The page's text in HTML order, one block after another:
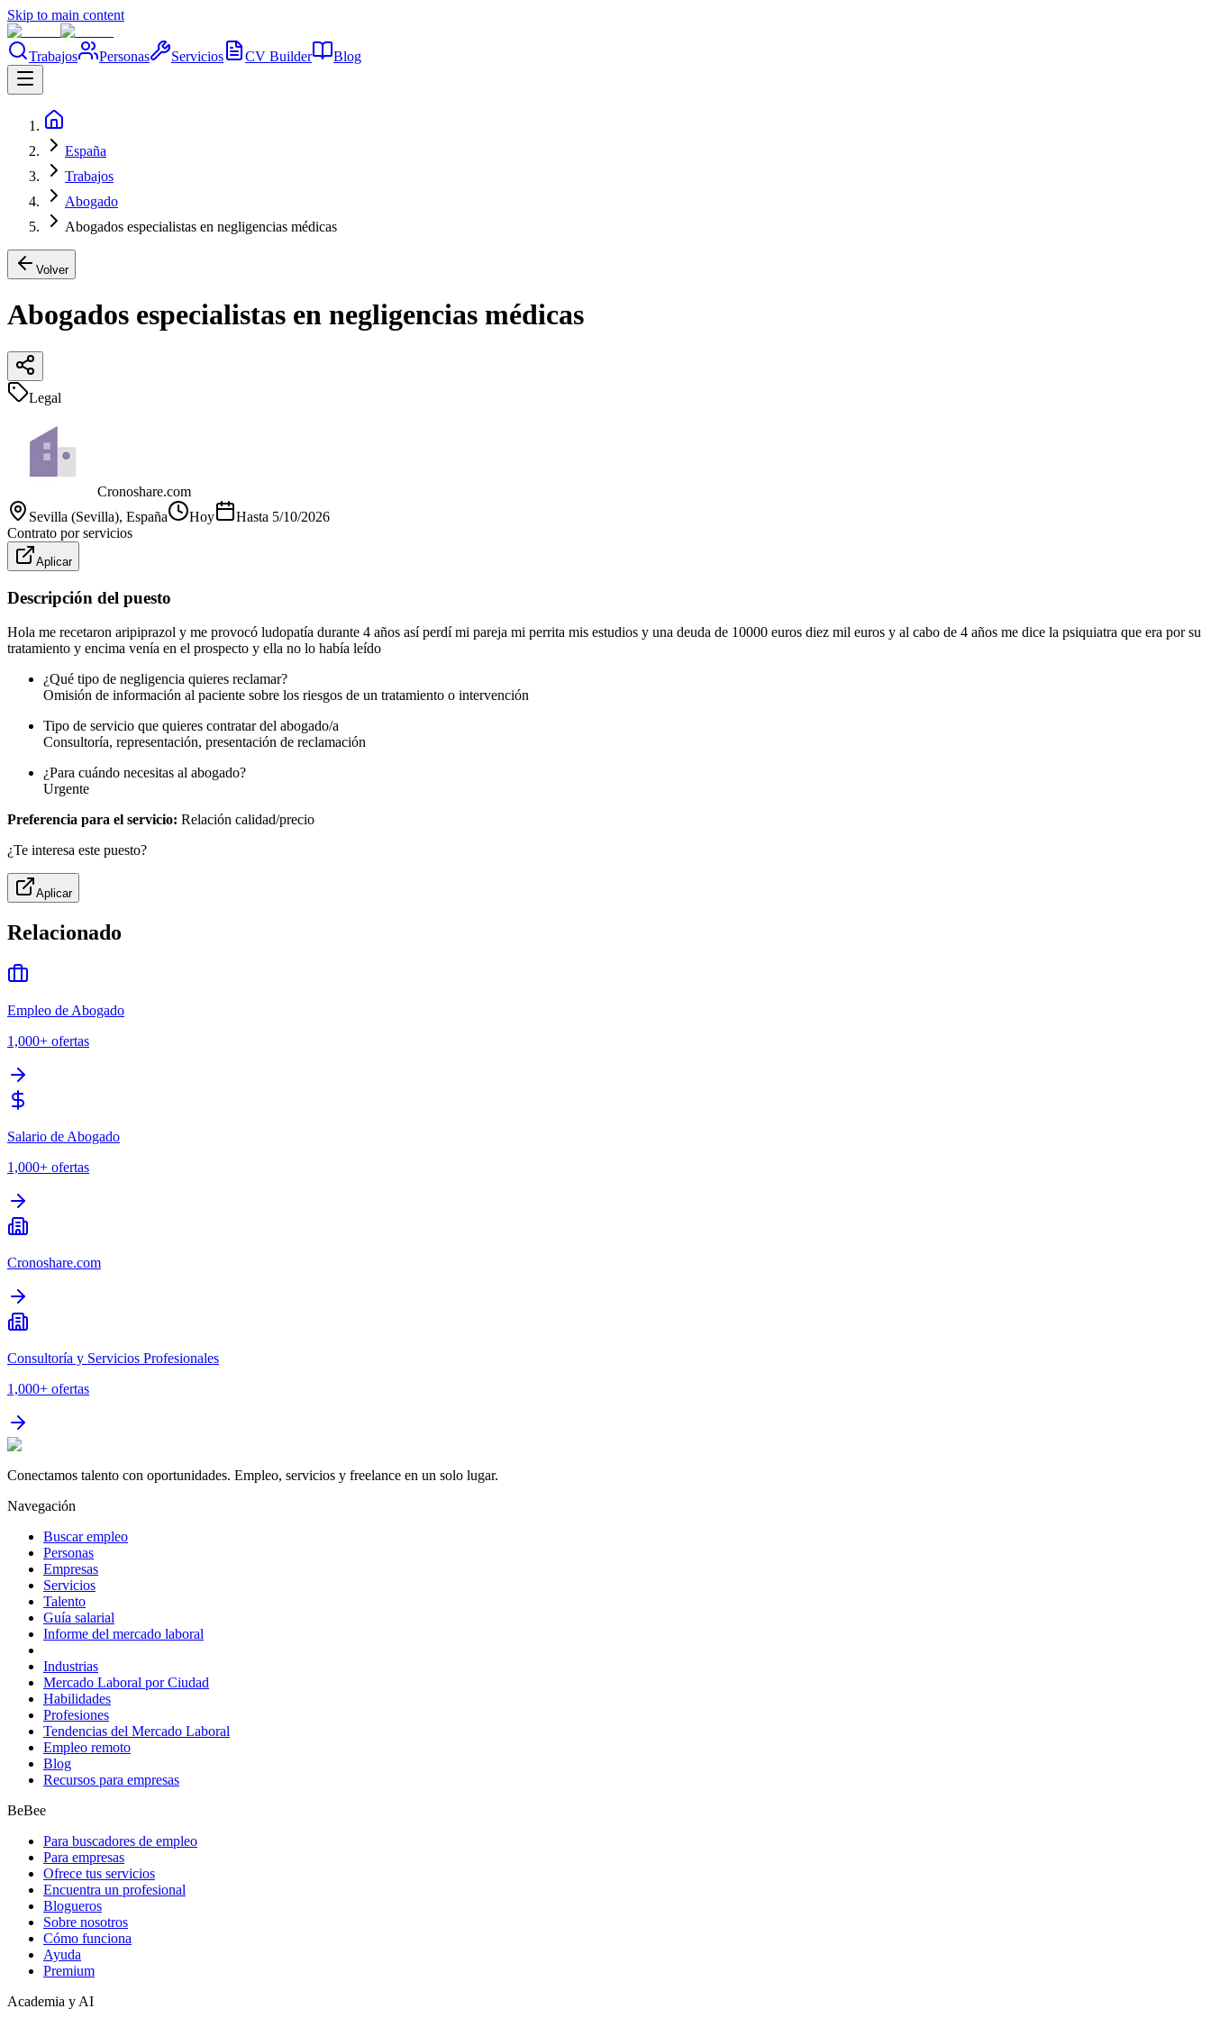
Skip to main content
Trabajos Personas Servicios CV Builder Blog
España
Trabajos
Abogado
Abogados especialistas en negligencias médicas
Volver
Abogados especialistas en negligencias médicas
Legal
Cronoshare.com
Sevilla (Sevilla), España Hoy Hasta 5/10/2026
Contrato por servicios
Aplicar
Descripción del puesto
Hola me recetaron aripiprazol y me provocó ludopatía durante 4 años así perdí mi pareja mi perrita mis estudios y una deuda de 10000 euros diez mil euros y al cabo de 4 años me dice la psiquiatra que era por su
tratamiento y encima venía en el prospecto y ella no lo había leído
¿Qué tipo de negligencia quieres reclamar?
Omisión de información al paciente sobre los riesgos de un tratamiento o intervención
Tipo de servicio que quieres contratar del abogado/a
Consultoría, representación, presentación de reclamación
¿Para cuándo necesitas al abogado?
Urgente
Preferencia para el servicio: Relación calidad/precio
¿Te interesa este puesto?
Aplicar
Relacionado
Empleo de Abogado
1,000+ ofertas
Salario de Abogado
1,000+ ofertas
Cronoshare.com
Consultoría y Servicios Profesionales
1,000+ ofertas
Conectamos talento con oportunidades. Empleo, servicios y freelance en un solo lugar.
Navegación
Buscar empleo
Personas
Empresas
Servicios
Talento
Guía salarial
Informe del mercado laboral
Industrias
Mercado Laboral por Ciudad
Habilidades
Profesiones
Tendencias del Mercado Laboral
Empleo remoto
Blog
Recursos para empresas
BeBee
Para buscadores de empleo
Para empresas
Ofrece tus servicios
Encuentra un profesional
Blogueros
Sobre nosotros
Cómo funciona
Ayuda
Premium
Academia y AI